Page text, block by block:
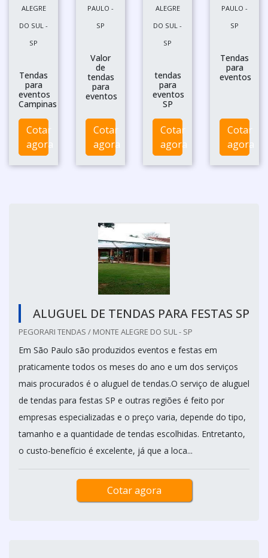
ALEGRE
DO SUL -
SP
Tendas
para
eventos
Campinas
Cotar
agora
PAULO -
SP
Valor
de
tendas
para
eventos
Cotar
agora
ALEGRE
DO SUL -
SP
tendas
para
eventos
SP
Cotar
agora
PAULO -
SP
Tendas
para
eventos
Cotar
agora
ALUGUEL DE TENDAS PARA FESTAS SP
PEGORARI TENDAS / MONTE ALEGRE DO SUL - SP
Em São Paulo são produzidos eventos e festas em
praticamente todos os meses do ano e um dos serviços
mais procurados é o aluguel de tendas.O serviço de aluguel
de tendas para festas SP e outras regiões é feito por
empresas especializadas e o preço varia, depende do tipo,
tamanho e a quantidade de tendas escolhidas. Entretanto,
o custo-benefício é excelente, já que a loca...
Cotar agora